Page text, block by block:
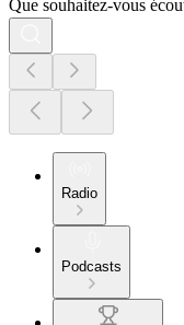
Que souhaitez-vous
Radio
Podcasts